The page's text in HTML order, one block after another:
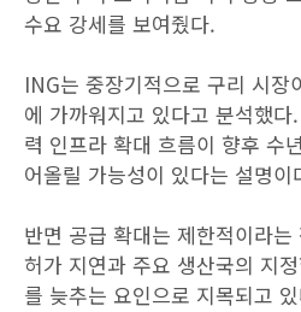
수요 강세를 보여줬다.
ING는 중장기적으로 구리 시장
에 가까워지고 있다고 분석했
력 인프라 확대 흐름이 향후 수
어올릴 가능성이 있다는 설명이
반면 공급 확대는 제한적이라
허가 지연과 주요 생산국의 지
를 늦추는 요인으로 지목되고